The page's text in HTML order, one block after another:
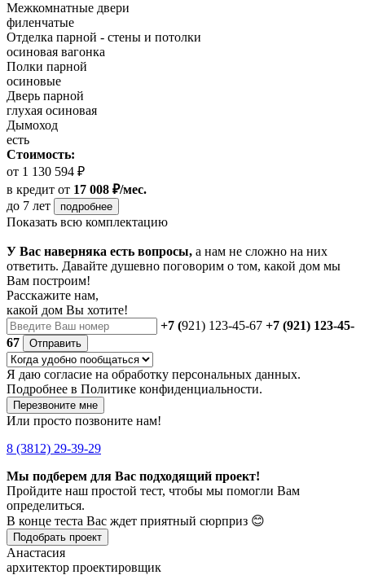
Межкомнатные двери
филенчатые
Отделка парной - стены и потолки
осиновая вагонка
Полки парной
осиновые
Дверь парной
глухая осиновая
Дымоход
есть
Стоимость:
от 1 130 594 ₽
в кредит от 17 008 ₽/мес.
до 7 лет
подробнее
Показать всю комплектацию
У Вас наверняка есть вопросы, а нам не сложно на них
ответить. Давайте душевно поговорим о том, какой дом мы
Вам построим!
Расскажите нам,
какой дом Вы хотите!
+7 (921) 123-45-67 +7 (921) 123-45-
67
Отправить
Я даю согласие на обработку персональных данных.
Подробнее в Политике конфиденциальности.
Перезвоните мне
Или просто позвоните нам!
8 (3812) 29-39-29
Мы подберем для Вас подходящий проект!
Пройдите наш простой тест, чтобы мы помогли Вам
определиться.
В конце теста Вас ждет приятный сюрприз 😊
Подобрать проект
Анастасия
архитектор проектировщик